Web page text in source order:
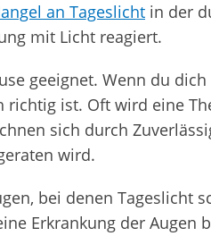
an Tageslicht in der
mit Licht reagiert.
geeignet. Wenn du
ist. Oft wird eine
sich durch
wird.
bei denen Tageslicht
Erkrankung der Augen